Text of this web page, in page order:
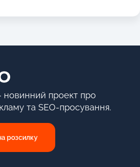
новинний проект про
та SEO-просування.
розсилку